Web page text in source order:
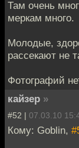
Там очень
меркам много.
Молодые,
рассекают не
Фотографий
кайзер »
#52 | 07.03.10
Кому: Goblin,